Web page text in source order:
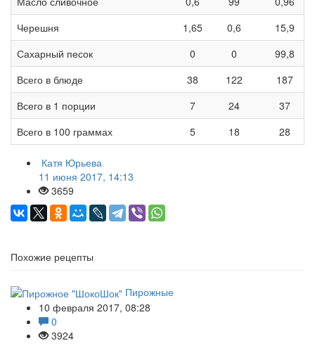
Черешня
1,65 0,6
15,9
Сахарный песок
0 0
99,8
Всего в блюде
38 122
187
Всего в 1 порции
7 24
37
Всего в 100 граммах
5 18 28
Катя Юрьева
11 июня 2017, 14:13
3659
Похожие рецепты
Пирожные
10 февраля 2017, 08:28
0
3924